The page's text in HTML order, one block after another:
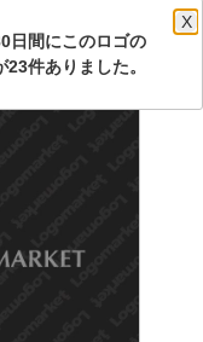
日間にこのロゴの
X
23件ありました。